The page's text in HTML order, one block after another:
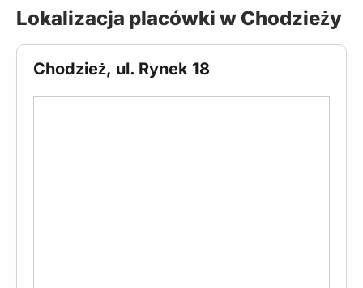
Lokalizacja placówki w Chodzieży
Chodzież, ul. Rynek 18